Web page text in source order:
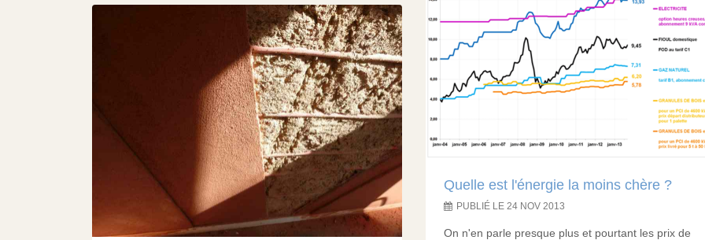
Quelle est l'énergie la moins chère ?
PUBLIÉ LE 24 NOV 2013
On n'en parle presque plus et pourtant les prix de